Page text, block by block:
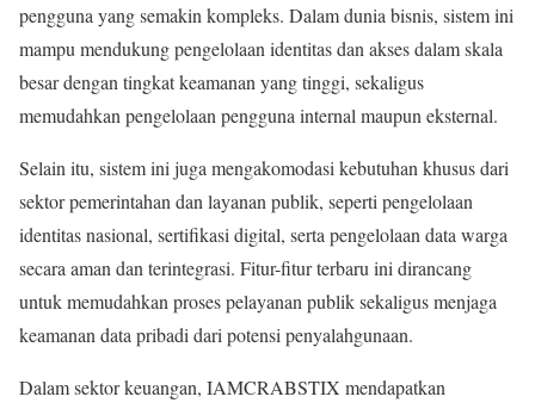
pengguna yang semakin kompleks. Dalam dunia bisnis, sistem ini
mampu mendukung pengelolaan identitas dan akses dalam skala
besar dengan tingkat keamanan yang tinggi, sekaligus
memudahkan pengelolaan pengguna internal maupun eksternal.
Selain itu, sistem ini juga mengakomodasi kebutuhan khusus dari
sektor pemerintahan dan layanan publik, seperti pengelolaan
identitas nasional, sertifikasi digital, serta pengelolaan data warga
secara aman dan terintegrasi. Fitur-fitur terbaru ini dirancang
untuk memudahkan proses pelayanan publik sekaligus menjaga
keamanan data pribadi dari potensi penyalahgunaan.
Dalam sektor keuangan, IAMCRABSTIX mendapatkan